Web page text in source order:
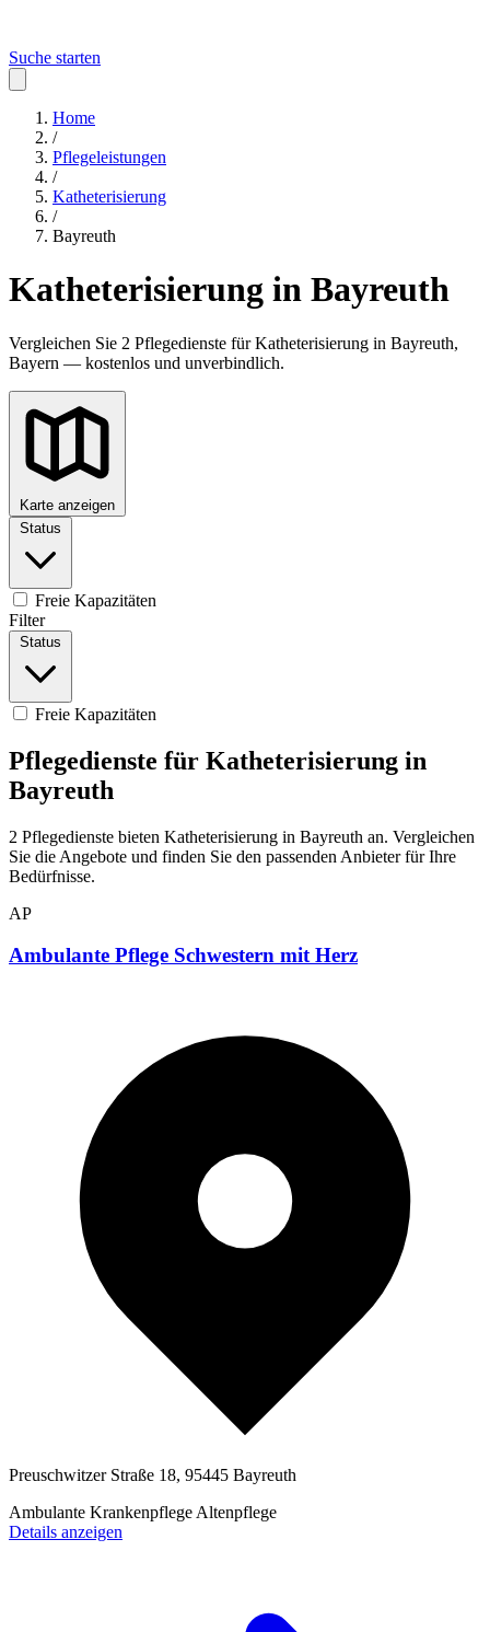
Suche starten
Home
/
Pflegeleistungen
/
Katheterisierung
/
Bayreuth
Katheterisierung in Bayreuth
Vergleichen Sie 2 Pflegedienste für Katheterisierung in Bayreuth,
Bayern — kostenlos und unverbindlich.
Karte anzeigen
Status
Freie Kapazitäten
Filter
Status
Freie Kapazitäten
Pflegedienste für Katheterisierung in
Bayreuth
2 Pflegedienste bieten Katheterisierung in Bayreuth an. Vergleichen
Sie die Angebote und finden Sie den passenden Anbieter für Ihre
Bedürfnisse.
AP
Ambulante Pflege Schwestern mit Herz
Preuschwitzer Straße 18, 95445 Bayreuth
Ambulante Krankenpflege Altenpflege
Details anzeigen